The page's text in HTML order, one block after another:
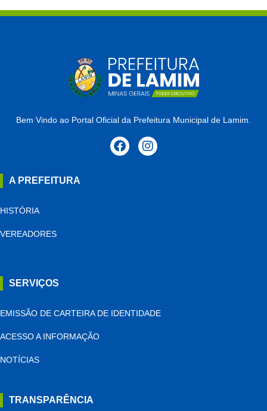
Bem Vindo ao Portal Oficial da Prefeitura Municipal de Lamim.
A PREFEITURA
HISTÓRIA
VEREADORES
SERVIÇOS
EMISSÃO DE CARTEIRA DE IDENTIDADE
ACESSO A INFORMAÇÃO
NOTÍCIAS
TRANSPARÊNCIA